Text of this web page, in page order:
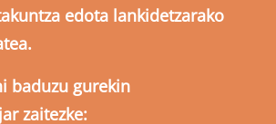
edota lankidetzarako
baduzu gurekin
zaitezke: